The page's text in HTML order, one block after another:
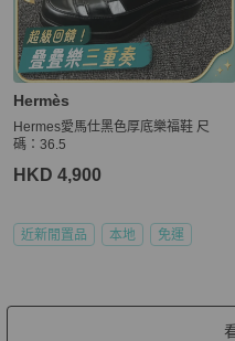
Hermès
Hermes愛馬仕黑色厚底樂福鞋 尺
碼：36.5
HKD 4,900
近新閒置品 本地 免運